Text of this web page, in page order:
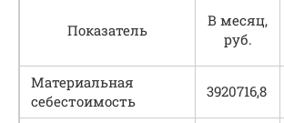
Показатель
В месяц,
руб.
Материальная
себестоимость
3920716,8